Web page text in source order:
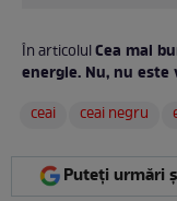
În articolulCea mai
energie. Nu, nu este
ceai
ceai negru
Puteți urmări